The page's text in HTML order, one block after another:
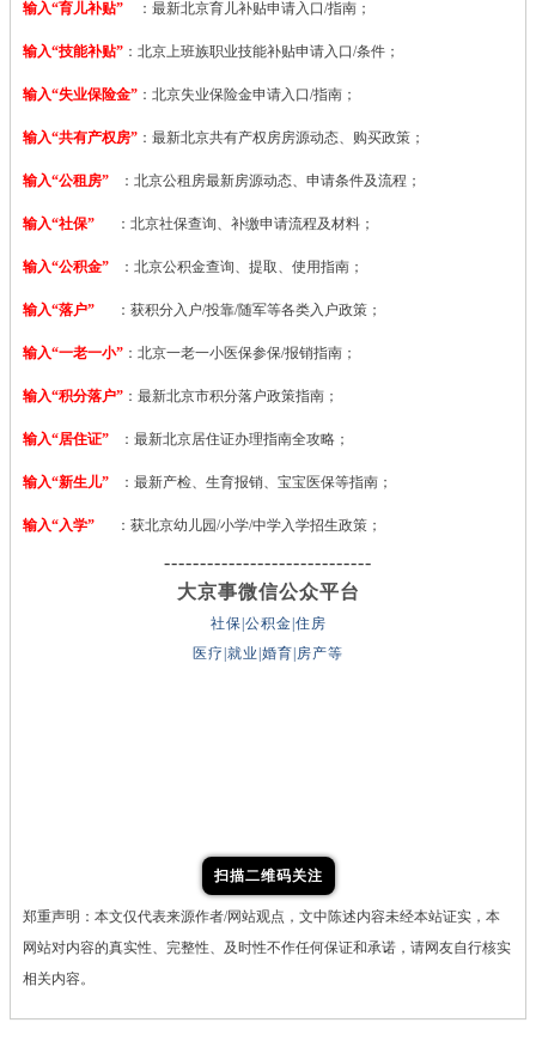
输入“育儿补贴” ：最新北京育儿补贴申请入口/指南；
输入“技能补贴” ： 北京上班族职业技能补贴申请入口/条件；
输入“失业保险金” ：北京失业保险金申请入口/指南；
输入“共有产权房” ：最新北京共有产权房房源动态、购买政策；
输入“公租房” ：北京公租房最新房源动态、申请条件及流程；
输入“社保” ：北京社保查询、补缴申请流程及材料；
输入“公积金” ：北京公积金查询、提取、使用指南；
输入“落户” ：获积分入户/投靠/随军等各类入户政策；
输入“一老一小” ：北京一老一小医保参保/报销指南；
输入“积分落户” ：最新北京市积分落户政策指南；
输入“居住证” ：最新北京居住证办理指南全攻略；
输入“新生儿” ：最新产检、生育报销、宝宝医保等指南；
输入“入学” ：获北京幼儿园/小学/中学入学招生政策；
-----------------------------
大京事微信公众平台
社保|公积金|住房
医疗|就业|婚育|房产等
扫描二维码关注
郑重声明：本文仅代表来源作者/网站观点，文中陈述内容未经本站证实，本
网站对内容的真实性、完整性、及时性不作任何保证和承诺，请网友自行核实
相关内容。